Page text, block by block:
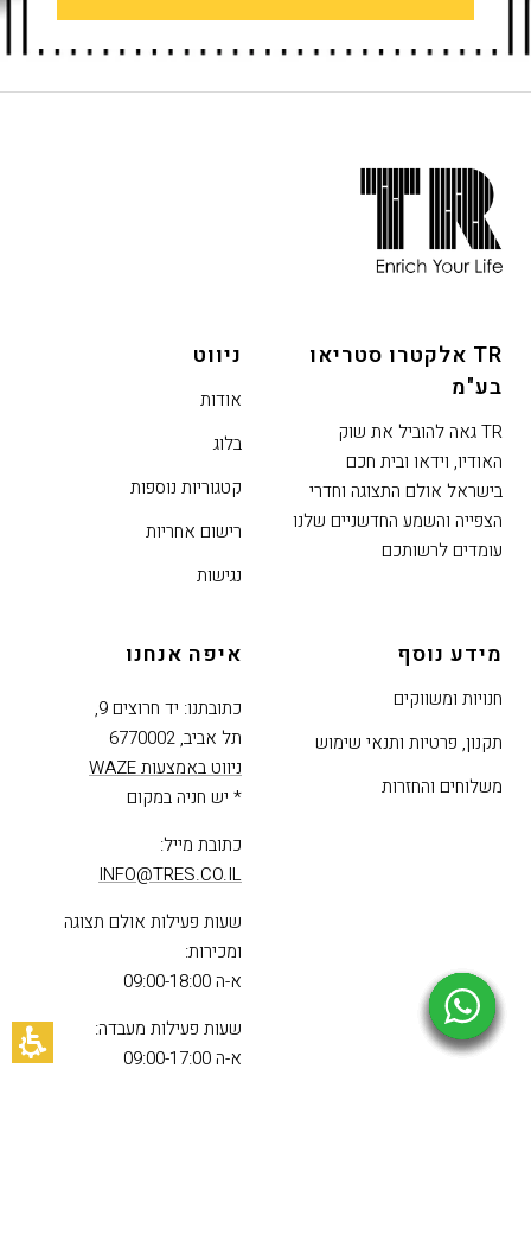
המייל שלך
הירשם
תחתית
ללחוץ
אנטר
לדלג
לאזור
הבא
TR אלקטרו סטריאו
בע"מ
TR גאה להוביל את שוק
האודיו, וידאו ובית חכם
עומדים לרשותכם
ניווט
אודות
בלוג
קטגוריות נוספות
מידע נוסף
חנויות ומשווקים
איפה אנחנו
כתובתנו: יד חרוצים 9,
תל אביב, 6770002
ניווט באמצעות WAZE
כתובת מייל:
INFO@TRES.CO.IL
שעות פעילות אולם תצוגה
ומכירות: